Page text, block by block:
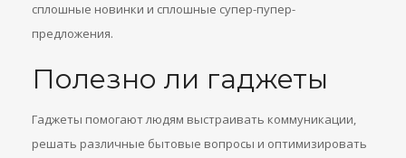
сплошные новинки и сплошные супер-пупер-
предложения.
Полезно ли гаджеты
Гаджеты помогают людям выстраивать коммуникации,
решать различные бытовые вопросы и оптимизировать